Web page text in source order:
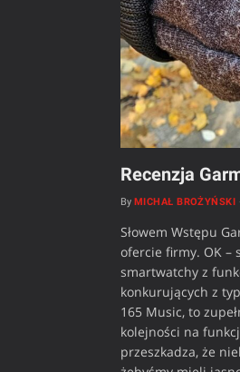
Recenzja
By MICHAŁ BROŻYŃSKI
Słowem Wstępu
ofercie firmy. OK –
smartwatchy z
konkurujących z
165 Music, to
kolejności na
przeszkadza, że